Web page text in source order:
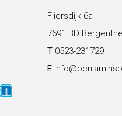
Fliersdijk 6a
7691 BD
T 0523-231729
E